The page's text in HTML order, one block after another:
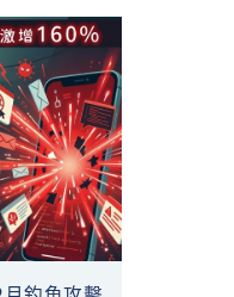
月份的防護